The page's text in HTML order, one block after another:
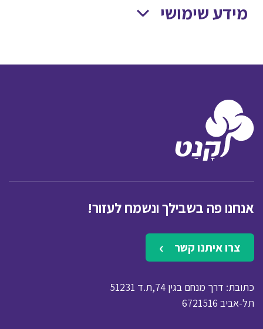
מידע שימושי
אנחנו פה בשבילך ונשמח לעזור!
צרו איתנו קשר
כתובת: דרך מנחם בגין 74,ת.ד 51231
תל-אביב 6721516